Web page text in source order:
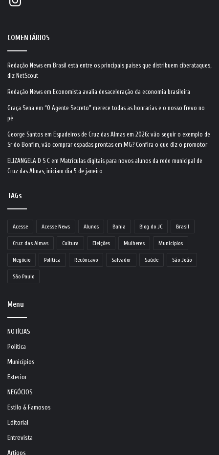
COMENTÁRIOS
Redação News em Brasil está entre os principais países que distribuem ciberataques,
diz NetScout
Redação News em Economista avalia desaceleração da economia brasileira
Graça Sena em “O Agente Secreto” merece todas as honrarias e o nosso frevo no
pé
George Santos em Espadeiros de Cruz das Almas em 2026: vão seguir o exemplo de
Sr do Bonfim, vão comprar espadas prontas em MG? Confira o que diz o promotor
ELIZANGELA D S C em Matrículas digitais para novos alunos da rede municipal de
Cruz das Almas, iniciam dia 5 de janeiro
TAGs
Acesse Acesse News Alunos Bahia Blog do JC Brasil
Cruz das Almas Cultura Eleições Mulheres Municípios
Negócio Política Recôncavo Salvador Saúde São João
São Paulo
Menu
NOTÍCIAS
Política
Municípios
Exterior
NEGÓCIOS
Estilo & Famosos
Editorial
Entrevista
Artigos